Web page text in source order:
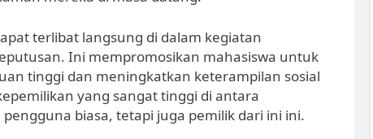
terlibat langsung di dalam kegiatan
Ini mempromosikan mahasiswa untuk
tinggi dan meningkatkan keterampilan sosial
yang sangat tinggi di antara
biasa, tetapi juga pemilik dari ini ini.